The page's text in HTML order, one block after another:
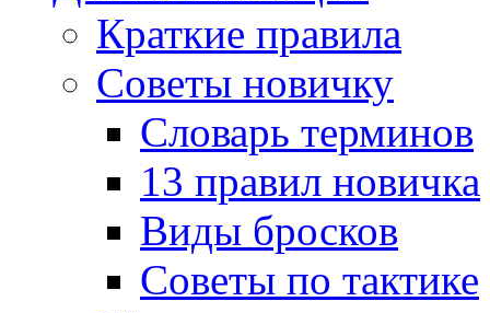
Краткие правила
Советы новичку
Словарь терминов
13 правил новичка
Виды бросков
Советы по тактике